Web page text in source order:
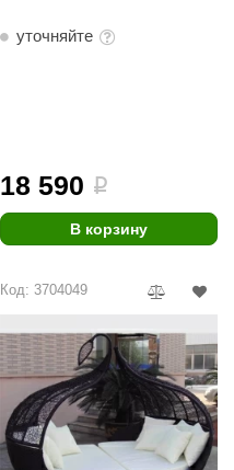
уточняйте
18 590 i
В корзину
Код: 3704049